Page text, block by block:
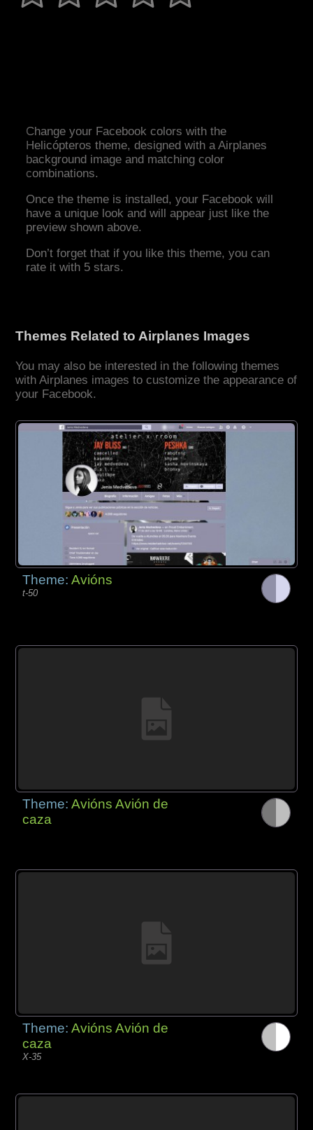
Change your Facebook colors with the
Helicópteros theme, designed with a Airplanes
background image and matching color
combinations.
Once the theme is installed, your Facebook will
have a unique look and will appear just like the
preview shown above.
Don’t forget that if you like this theme, you can
rate it with 5 stars.
Themes Related to Airplanes Images
You may also be interested in the following themes
with Airplanes images to customize the appearance of
your Facebook.
Theme:Avións
t-50
Theme:Avións Avión de
caza
Theme:Avións Avión de
caza
X-35